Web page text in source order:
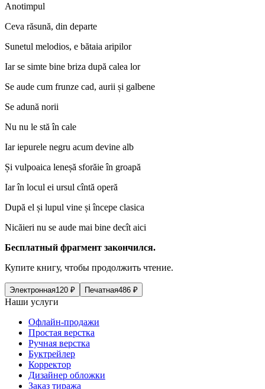
Anotimpul
Ceva răsună, din departe
Sunetul melodios, e bătaia aripilor
Iar se simte bine briza după calea lor
Se aude cum frunze cad, aurii și galbene
Se adună norii
Nu nu le stă în cale
Iar iepurele negru acum devine alb
Și vulpoaica leneșă sforăie în groapă
Iar în locul ei ursul cîntă operă
După el și lupul vine și începe clasica
Nicăieri nu se aude mai bine decît aici
Бесплатный фрагмент закончился.
Купите книгу, чтобы продолжить чтение.
Электронная120 ₽ Печатная486 ₽
Наши услуги
Офлайн-продажи
Простая верстка
Ручная верстка
Буктрейлер
Корректор
Дизайнер обложки
Заказ тиража